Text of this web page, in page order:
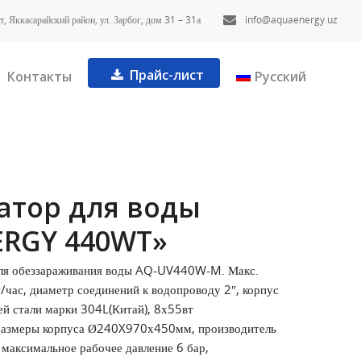
Яккасарайский район, ул. Зарбог, дом 31 – 31а info@aquaenergy.uz
Контакты Прайс-лист Русский
для воды
440WT»
обеззараживания воды AQ-UV440W-M. Макс.
диаметр соединений к водопроводу 2″, корпус
стали марки 304L(Китай), 8х55вт
корпуса Ø240X970х450мм, производитель
рабочее давление 6 бар,